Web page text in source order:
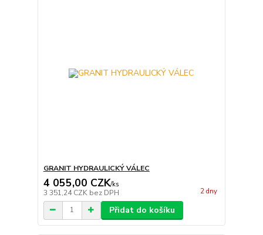
GRANIT HYDRAULICKÝ VÁLEC
4 055,00 CZK/ks
3 351,24 CZK bez DPH 2 dny
Přidat do košíku